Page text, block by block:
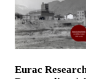
Eurac